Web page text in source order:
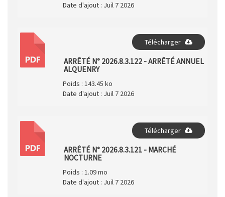
Date d'ajout : Juil 7 2026
PDF
Télécharger
ARRÊTÉ N° 2026.8.3.122 - ARRÊTÉ ANNUEL
ALQUENRY
Poids : 143.45 ko
Date d'ajout : Juil 7 2026
PDF
Télécharger
ARRÊTÉ N° 2026.8.3.121 - MARCHÉ
NOCTURNE
Poids : 1.09 mo
Date d'ajout : Juil 7 2026